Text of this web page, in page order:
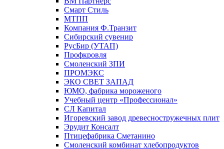
Смарт Стиль
МТПП
Компания Ф.Транзит
Сибирский сувенир
РусБир (УТАП)
Профкровля
Смоленский ЗПИ
ПРОМЭКС
ЭКО СВЕТ ЗАПАД
ЮМО, фабрика мороженого
Учебный центр «Профессионал»
СЛ Капитал
Игоревский завод древесностружечных плит
Эрудит Консалт
Птицефабрика Сметанино
Смоленский комбинат хлебопродуктов